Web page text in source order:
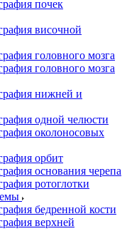
почек
височной
головного мозга
головного мозга
нижней и
одной челюсти
околоносовых
орбит
основания черепа
ротоглотки
бедренной кости
верхней